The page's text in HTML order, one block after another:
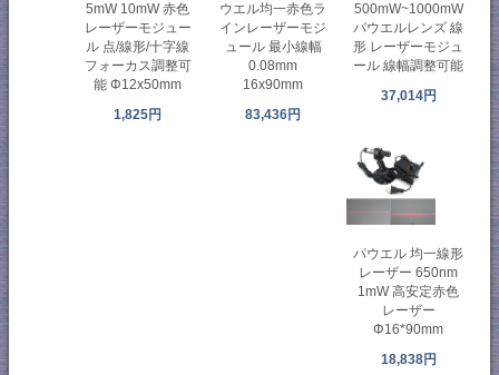
5mW 10mW 赤色
レーザーモジュー
ル 点/線形/十字線
フォーカス調整可
能 Φ12x50mm
1,825円
ウエル均一赤色ラ
インレーザーモジ
ュール 最小線幅
0.08mm
16x90mm
83,436円
500mW~1000mW
パウエルレンズ 線
形 レーザーモジュ
ール 線幅調整可能
37,014円
パウエル 均一線形
レーザー 650nm
1mW 高安定赤色
レーザー
Φ16*90mm
18,838円